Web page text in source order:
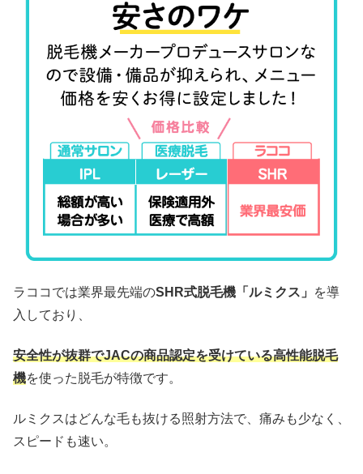
ラココでは業界最先端のSHR式脱毛機「ルミクス」
を導
入しており、
安全性が抜群でJACの商品認定を受けている高性能脱毛
機を使った脱毛が特徴です。
ルミクスはどんな毛も抜ける照射方法で、痛みも少なく、
スピードも速い。